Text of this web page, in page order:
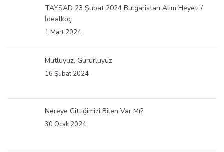
TAYSAD 23 Şubat 2024 Bulgaristan Alım Heyeti /
İdealkoç
1 Mart 2024
Mutluyuz, Gururluyuz
16 Şubat 2024
Nereye Gittiğimizi Bilen Var Mı?
30 Ocak 2024